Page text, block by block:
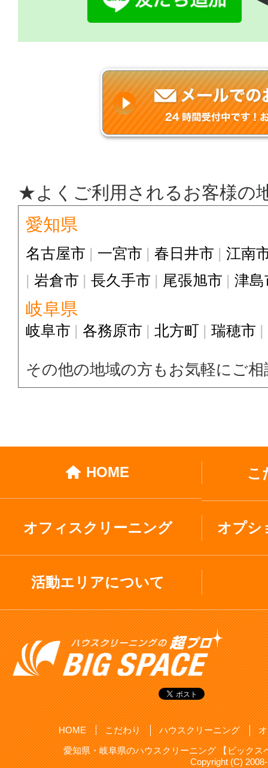
★よくご利用されるお客様の
愛知県
名古屋市 一宮市 春日井市
江南
岩倉市
長久手市 尾張旭市 津島
岐阜県
岐阜市 各務原市 北方町 瑞穂市
その他の地域の方もお気軽にご
HOME こ
オフィスクリーニング オプシ
活動エリアについて
HOME こだわり ハウスクリーニング
愛知県・岐阜県のハウスクリーニング 【ビック
Copyright (C)